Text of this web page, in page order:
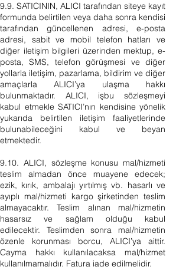
9.9. SATICININ, ALICI tarafından siteye kayıt
formunda belirtilen veya daha sonra kendisi
tarafından güncellenen adresi, e-posta
adresi, sabit ve mobil telefon hatları ve
diğer iletişim bilgileri üzerinden mektup, e-
posta, SMS, telefon görüşmesi ve diğer
yollarla iletişim, pazarlama, bildirim ve diğer
amaçlarla ALICI’ya ulaşma hakkı
bulunmaktadır. ALICI, işbu sözleşmeyi
kabul etmekle SATICI’nın kendisine yönelik
yukarıda belirtilen iletişim faaliyetlerinde
bulunabileceğini kabul ve beyan
etmektedir.
9.10. ALICI, sözleşme konusu mal/hizmeti
teslim almadan önce muayene edecek;
ezik, kırık, ambalajı yırtılmış vb. hasarlı ve
ayıplı mal/hizmeti kargo şirketinden teslim
almayacaktır. Teslim alınan mal/hizmetin
hasarsız ve sağlam olduğu kabul
edilecektir. Teslimden sonra mal/hizmetin
özenle korunması borcu, ALICI’ya aittir.
Cayma hakkı kullanılacaksa mal/hizmet
kullanılmamalıdır. Fatura iade edilmelidir.